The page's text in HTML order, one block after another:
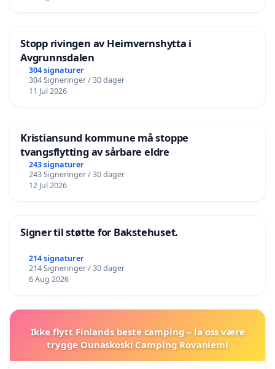
Stopp rivingen av Heimvernshytta i
Avgrunnsdalen
304 signaturer
304 Signeringer / 30 dager
11 Jul 2026
Kristiansund kommune må stoppe
tvangsflytting av sårbare eldre
243 signaturer
243 Signeringer / 30 dager
12 Jul 2026
Signer til støtte for Bakstehuset.
214 signaturer
214 Signeringer / 30 dager
6 Aug 2026
Ikke flytt Finlands beste camping – la oss være
trygge Ounaskoski Camping Rovaniemi